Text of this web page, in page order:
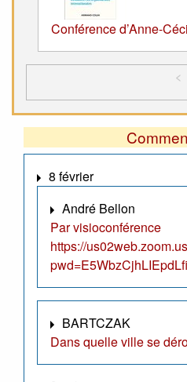
Conférence d’Anne-
<
8 février
André Bellon
Par visioconférence
https://
BARTCZAK
Dans quelle ville se